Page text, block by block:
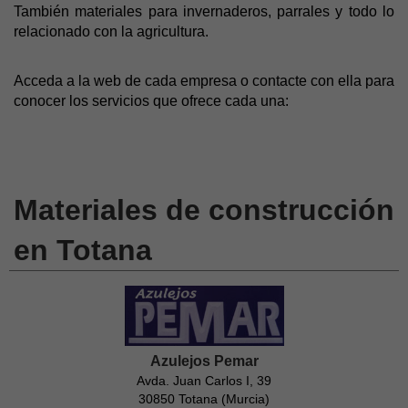
También materiales para invernaderos, parrales y todo lo
relacionado con la agricultura.
Acceda a la web de cada empresa o contacte con ella para
conocer los servicios que ofrece cada una:
Materiales de construcción
en Totana
Azulejos Pemar
Avda. Juan Carlos I, 39
30850 Totana (Murcia)